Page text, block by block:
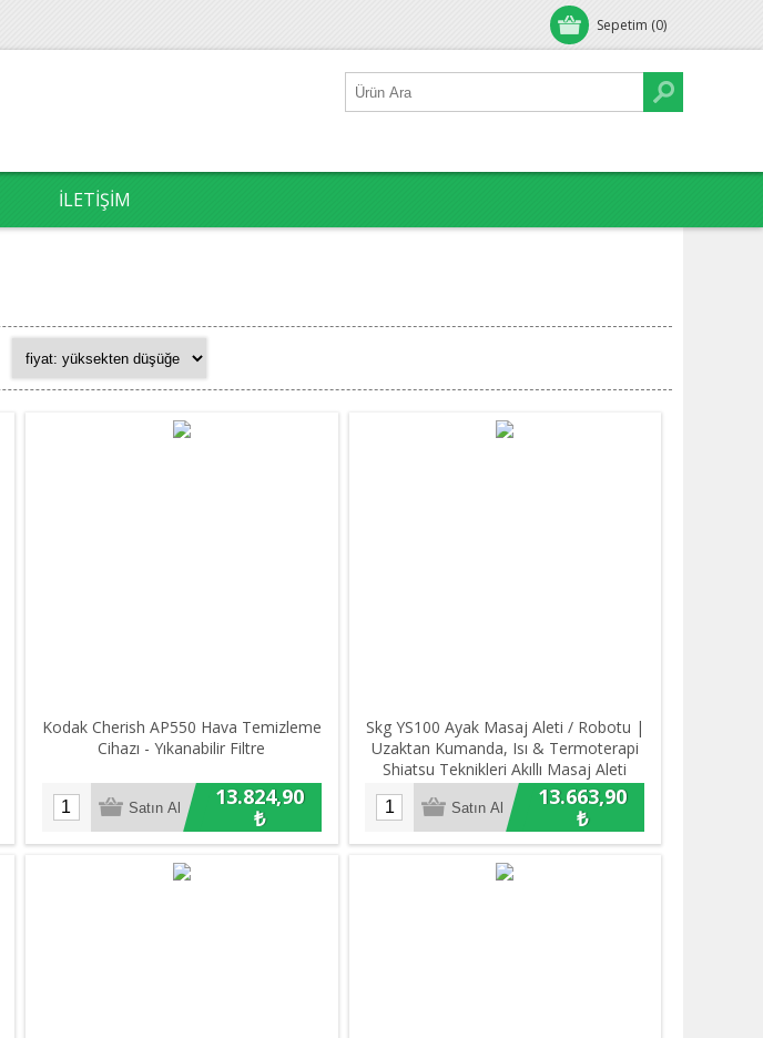
Sepetim (0)
İLETIŞIM
Kodak Cherish AP550 Hava Temizleme
Cihazı - Yıkanabilir Filtre
13.824,90
₺
Skg YS100 Ayak Masaj Aleti / Robotu |
Uzaktan Kumanda, Isı & Termoterapi
Shiatsu Teknikleri Akıllı Masaj Aleti
13.663,90
₺